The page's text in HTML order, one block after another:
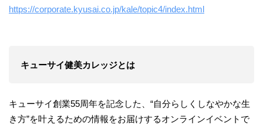
https://corporate.kyusai.co.jp/kale/topic4/index.html
キューサイ健美カレッジとは
キューサイ創業55周年を記念した、“自分らしくしなやかな生
き方”を叶えるための情報をお届けするオンラインイベントで